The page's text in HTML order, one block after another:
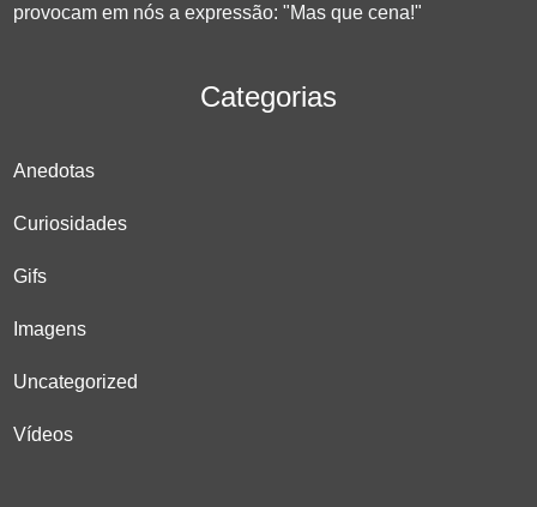
provocam em nós a expressão: "Mas que cena!"
Categorias
Anedotas
Curiosidades
Gifs
Imagens
Uncategorized
Vídeos